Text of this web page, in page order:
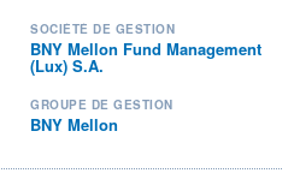
SOCIÉTÉ DE GESTION
BNY Mellon Fund Management
(Lux) S.A.
GROUPE DE GESTION
BNY Mellon